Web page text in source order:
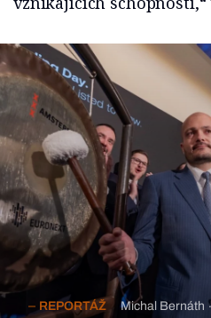
REPORTÁŽ Michal Bernáth